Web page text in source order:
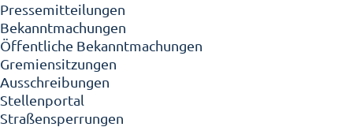
Pressemitteilungen
Bekanntmachungen
Öffentliche Bekanntmachungen
Gremiensitzungen
Ausschreibungen
Stellenportal
Straßensperrungen